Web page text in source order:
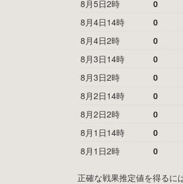
8月5日2時
0
8月4日14時
0
8月4日2時
0
8月3日14時
0
8月3日2時
0
8月2日14時
0
8月2日2時
0
8月1日14時
0
8月1日2時
0
正確な戦果推定値を得るに